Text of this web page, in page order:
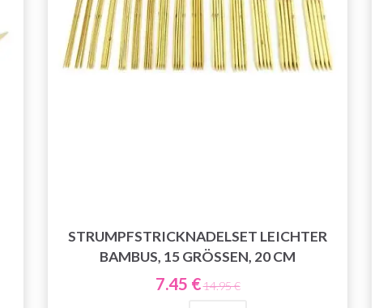
STRUMPFSTRICKNADELSET LEICHTER
BAMBUS, 15 GRÖSSEN, 20 CM
7.45 €14.95 €